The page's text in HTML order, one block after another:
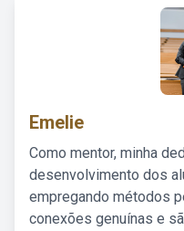
Emelie
Como mentor, minha
desenvolvimento dos
empregando métodos
conexões genuínas e